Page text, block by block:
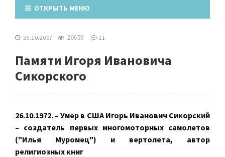
ОТКРЫТЬ МЕНЮ
26.10.2007 20659 11
Памяти Игоря Ивановича
Сикорского
26.10.1972. – Умер в США Игорь Иванович Сикорский
– создатель первых многомоторных самолетов
("Илья Муромец") и вертолета, автор
религиозных книг